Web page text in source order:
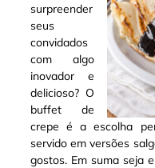
surpreender
seus
convidados
com algo
inovador e
delicioso? O
buffet de
crepe é a escolha
servido em versões
gostos. Em suma seja